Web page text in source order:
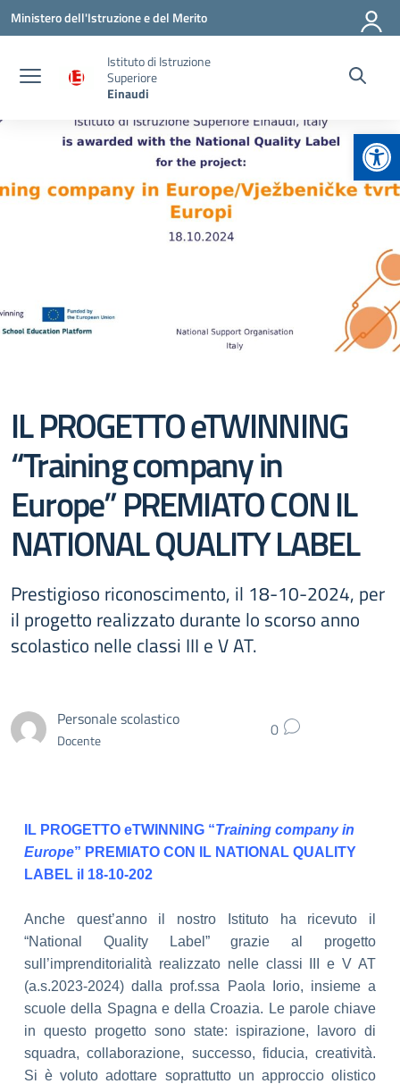
Vai ai contenuti
Vai al menu di navigazione
Vai al footer
Ministero dell'Istruzione e del Merito
Istituto di Istruzione
Superiore
Einaudi
IL PROGETTO eTWINNING
“Training company in
Europe” PREMIATO CON IL
NATIONAL QUALITY LABEL
Prestigioso riconoscimento, il 18-10-2024, per
il progetto realizzato durante lo scorso anno
scolastico nelle classi III e V AT.
Personale scolastico
Docente 0
IL PROGETTO eTWINNING “Training company in
Europe” PREMIATO CON
IL NATIONAL QUALITY
LABEL il 18-10-202
Anche quest’anno il nostro Istituto ha ricevuto il
“National Quality Label” grazie al
progetto
sull’imprenditorialità realizzato nelle classi III e V AT
(a.s.2023-2024) dalla prof.ssa Paola Iorio, insieme a
scuole della Spagna e della Croazia. Le parole chiave
in questo progetto sono state: ispirazione, lavoro di
squadra, collaborazione, successo, fiducia, creatività.
Si è voluto adottare soprattutto un approccio olistico